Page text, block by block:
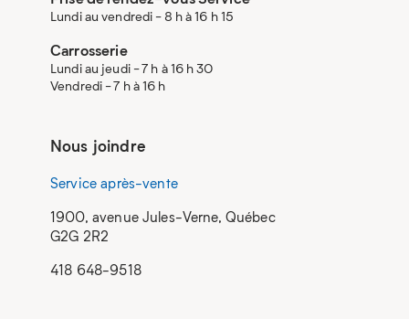
Lundi au vendredi - 8 h à 16 h 15
Carrosserie
Lundi au jeudi - 7 h à 16 h 30
Vendredi - 7 h à 16 h
Nous joindre
Service après-vente
1900, avenue Jules-Verne, Québec
G2G 2R2
418 648-9518